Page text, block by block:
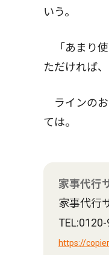
いう。
「あまり使
ただければ
ラインのお
ては。
家事代行
家事代行
https://